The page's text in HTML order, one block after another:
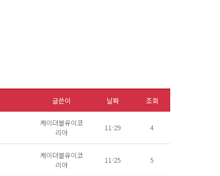
글쓴이 날짜 조회
케이더블유이코
리아
11-29 4
케이더블유이코
리아
11-25 5